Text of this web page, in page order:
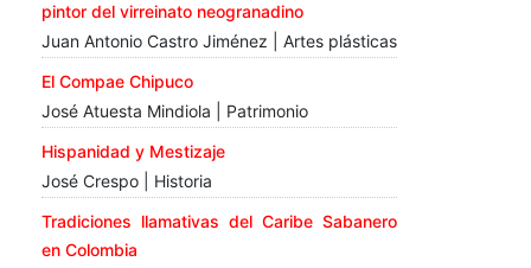
pintor del virreinato neogranadino
Juan Antonio Castro Jiménez | Artes plásticas
El Compae Chipuco
José Atuesta Mindiola | Patrimonio
Hispanidad y Mestizaje
José Crespo | Historia
Tradiciones llamativas del Caribe Sabanero
en Colombia